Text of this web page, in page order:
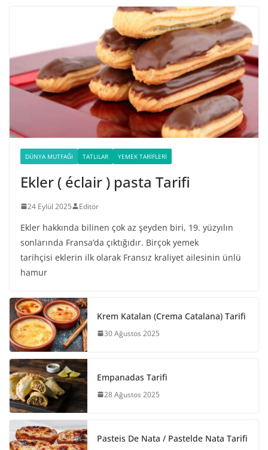
DÜNYA MUTFAĞI TATLILAR YEMEK TARIFLERI
Ekler ( éclair ) pasta Tarifi
24 Eylül 2025 Editör
Ekler hakkında bilinen çok az şeyden biri, 19. yüzyılın
sonlarında Fransa’da çıktığıdır. Birçok yemek
tarihçisi eklerin ilk olarak Fransız kraliyet ailesinin ünlü
hamur
Krem Katalan (Crema Catalana) Tarifi
30 Ağustos 2025
Empanadas Tarifi
28 Ağustos 2025
Pasteis De Nata / Pastelde Nata Tarifi